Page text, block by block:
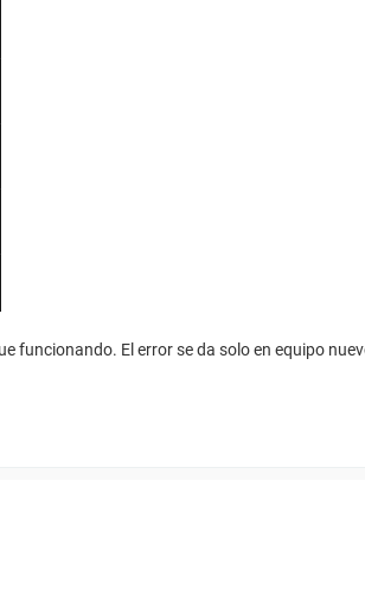
funcionando. El error se da solo en equipo